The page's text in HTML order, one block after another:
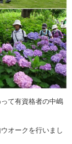
て有資格者の中嶋
オークを行いまし